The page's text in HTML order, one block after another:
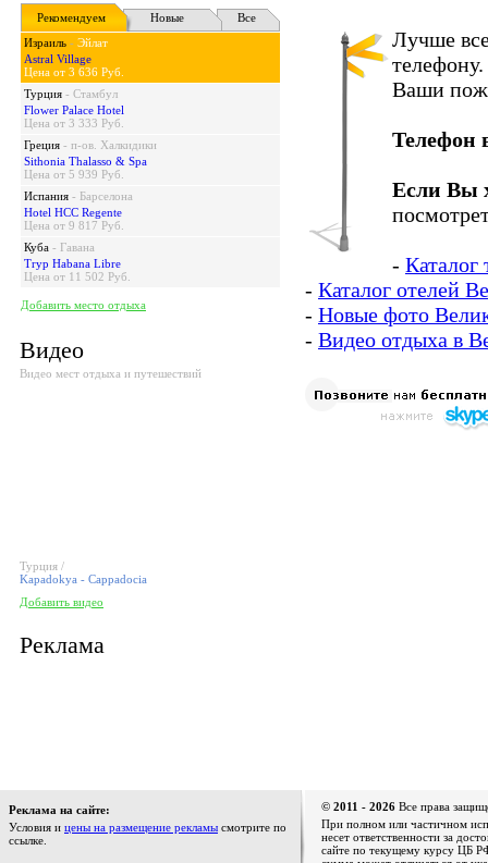
Рекомендуем
Новые
Все
Израиль - Эйлат
Astral Village
Цена от 3 636 Руб.
Турция - Стамбул
Flower Palace Hotel
Цена от 3 333 Руб.
Греция - п-ов. Халкидики
Sithonia Thalasso & Spa
Цена от 5 939 Руб.
Испания - Барселона
Hotel HCC Regente
Цена от 9 817 Руб.
Куба - Гавана
Tryp Habana Libre
Цена от 11 502 Руб.
Добавить место отдыха
Видео
Видео мест отдыха и путешествий
Турция /
Kapadokya - Cappadocia
Добавить видео
Реклама
Лучше
Ваши
Телефон
Если Вы
- Каталог
- Каталог отелей
- Новые фото
- Видео отдыха в
Реклама на сайте:
Условия и цены на размещение рекламы смотрите по
ссылке.
© 2011 - 2026 Все права
При полном или частичном
несет ответственности за
сайте по текущему курсу ЦБ